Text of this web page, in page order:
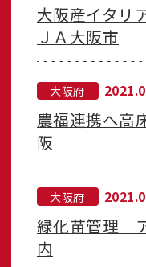
大阪産イタリ
ＪＡ大阪市
大阪府
農福連携へ高
阪
大阪府
緑化苗管理
内